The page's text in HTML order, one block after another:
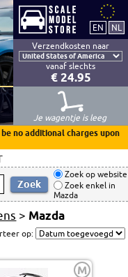
Verzendkosten naar
vanaf slechts
€ 24.95
Je wagentje is leeg
no additional charges upon
Zoek op website
Zoek enkel in
Mazda
> Mazda
op:
M